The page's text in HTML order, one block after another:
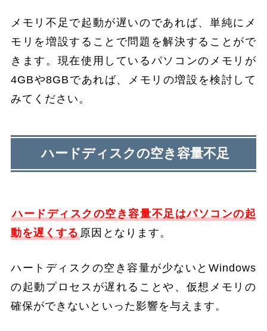
メモリ不足で起動が遅いのであれば、単純にメ
モリを増設することで問題を解決することがで
きます。現在使用しているパソコンのメモリが
4GBや8GBであれば、メモリの増設を検討して
みてください。
ハードディスクの空き容量不足
ハードディスクの空き容量不足はパソコンの起
動を遅くする 原因となります。
ハートディスクの空き容量が少ないとWindows
の起動プロセスが遅れることや、仮想メモリの
確保ができないといった影響を与えます。